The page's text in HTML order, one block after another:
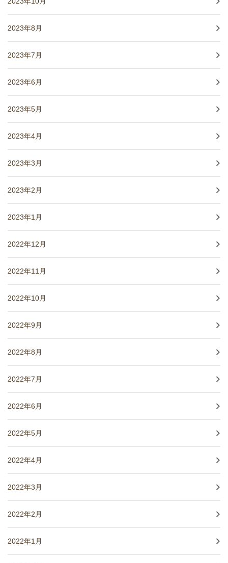
2023年8月
2023年7月
2023年6月
2023年5月
2023年4月
2023年3月
2023年2月
2023年1月
2022年12月
2022年11月
2022年10月
2022年9月
2022年8月
2022年7月
2022年6月
2022年5月
2022年4月
2022年3月
2022年2月
2022年1月